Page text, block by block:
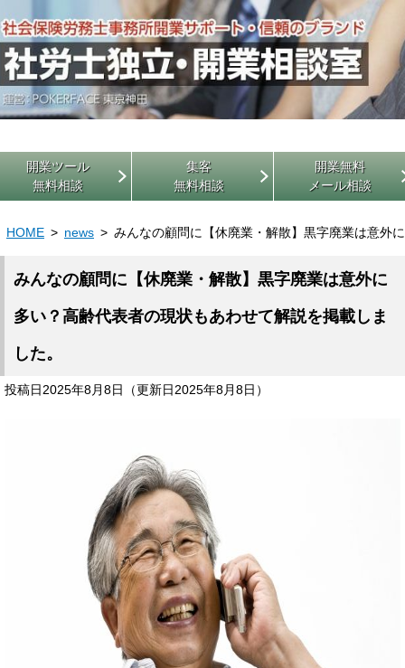
開業ツール
無料相談
集客
無料相談
開業無料
メール相談
HOME news みんなの顧問に【休廃業・解散】黒字廃業は意外
みんなの顧問に【休廃業・解散】黒字廃業は意外に
多い？高齢代表者の現状もあわせて解説を掲載しま
した。
投稿日2025年8月8日 （更新日2025年8月8日）